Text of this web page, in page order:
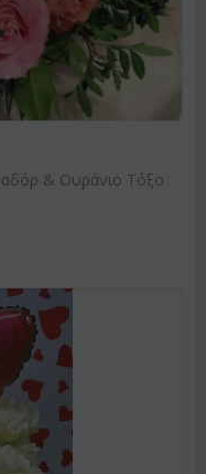
& Ουράνιο Τόξο